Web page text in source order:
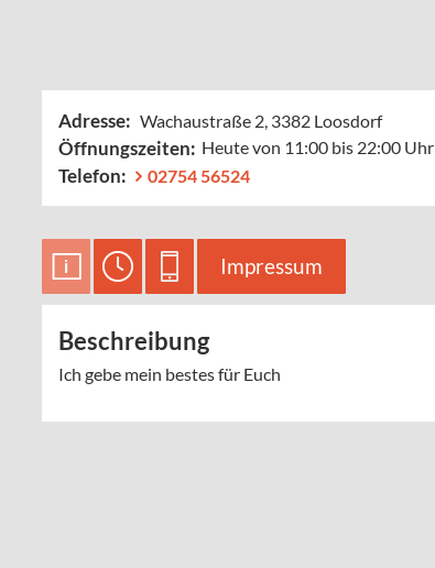
Adresse: Wachaustraße 2, 3382 Loosdorf
Öffnungszeiten: Heute von 11:00 bis 22:00 Uhr
Telefon: 02754 56524
Impressum
Beschreibung
Ich gebe mein bestes für Euch